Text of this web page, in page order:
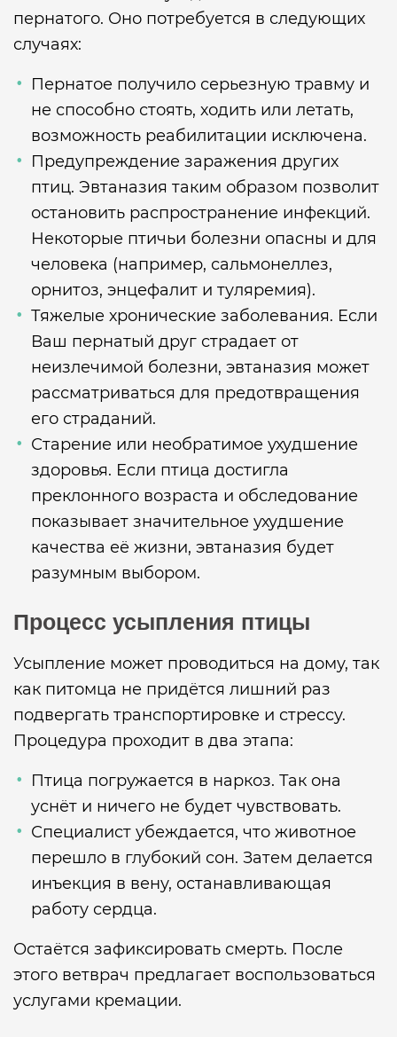
пернатого. Оно потребуется в следующих
случаях:
Пернатое получило серьезную травму и
не способно стоять, ходить или летать,
возможность реабилитации исключена.
Предупреждение заражения других
птиц. Эвтаназия таким образом позволит
остановить распространение инфекций.
Некоторые птичьи болезни опасны и для
человека (например, сальмонеллез,
орнитоз, энцефалит и туляремия).
Тяжелые хронические заболевания. Если
Ваш пернатый друг страдает от
неизлечимой болезни, эвтаназия может
рассматриваться для предотвращения
его страданий.
Старение или необратимое ухудшение
здоровья. Если птица достигла
преклонного возраста и обследование
показывает значительное ухудшение
качества её жизни, эвтаназия будет
разумным выбором.
Процесс усыпления птицы
Усыпление может проводиться на дому, так
как питомца не придётся лишний раз
подвергать транспортировке и стрессу.
Процедура проходит в два этапа:
Птица погружается в наркоз. Так она
уснёт и ничего не будет чувствовать.
Специалист убеждается, что животное
перешло в глубокий сон. Затем делается
инъекция в вену, останавливающая
работу сердца.
Остаётся зафиксировать смерть. После
этого ветврач предлагает воспользоваться
услугами кремации.